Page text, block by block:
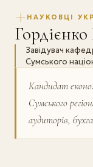
НАУКОВЦІ
Завідувач
Сумського
Кандидат
Сумського
аудиторів,